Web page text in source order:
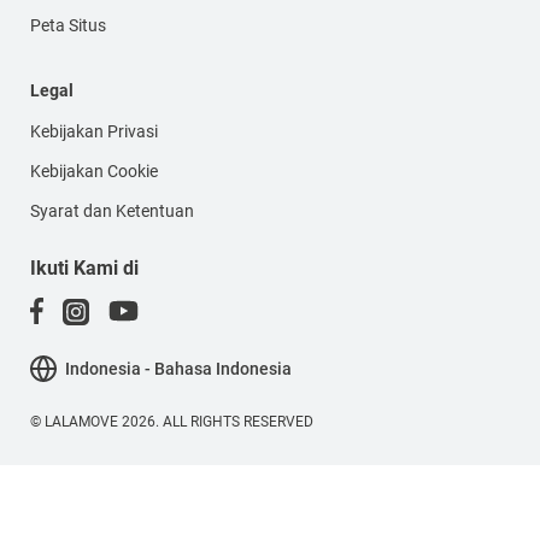
Peta Situs
Legal
Kebijakan Privasi
Kebijakan Cookie
Syarat dan Ketentuan
Ikuti Kami di
Indonesia - Bahasa Indonesia
© LALAMOVE 2026. ALL RIGHTS RESERVED